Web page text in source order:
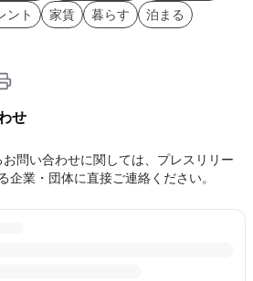
ント 家賃 暮らす
泊まる
せ
問い合わせに関しては、プレスリリー
企業・団体に直接ご連絡ください。